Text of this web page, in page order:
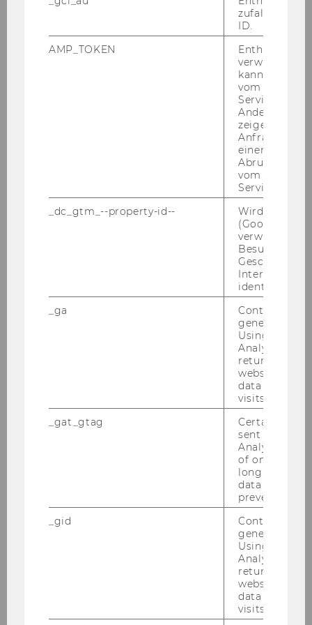
Exercise No. 38: Technology Retailer
Exercise No. 41: Hospital Administration
Exercise No. 43: Würstl Stand
Exercise No. 44: Cargo Ship
Exercise No. 44: Cargo Ship
ID.
AMP_TOKEN
Enthält ein
verwendet
kann, um
vom AMP-
Service
Andere
zeigen Opt-
Anfrage im
einen Fehler
Abrufen
vom AMP
Service an.
_dc_gtm_--property-id--
Wird von
(Google Tag
verwendet,
Besucher
Geschlecht
Interessen zu
identifizieren.
_ga
Contains a
generated
Using this
Analytics can
returning
website and
data from
visits.
_gat_gtag
Certain data
sent to
Analytics a
of once per
long as it is
data
prevented.
_gid
Contains a
generated
Using this
Analytics can
returning
website and
data from
visits.